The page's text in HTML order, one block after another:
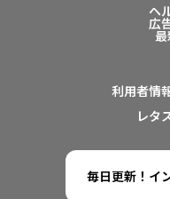
ヘ
広
利用者情
レタ
毎日更新！イ